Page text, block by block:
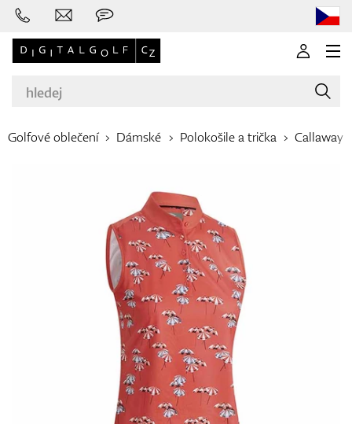
Golfové hole
Oblečení
Boty
Golfové oblečení Dámské Polokošile a trička Callaway